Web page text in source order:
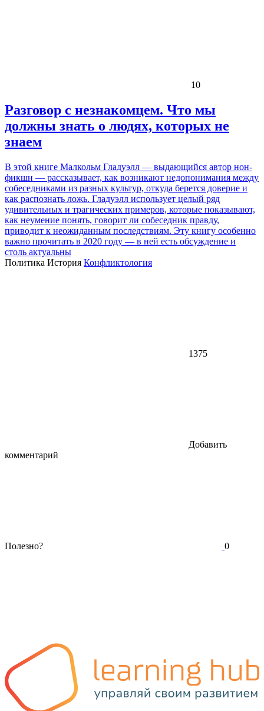
10
Разговор с незнакомцем. Что мы
должны знать о людях, которых не
знаем
В этой книге Малкольм Гладуэлл — выдающийся автор нон-
фикшн — рассказывает, как возникают недопонимания между
собеседниками из разных культур, откуда берется доверие и
как распознать ложь. Гладуэлл использует целый ряд
удивительных и трагических примеров, которые показывают,
как неумение понять, говорит ли собеседник правду,
приводит к неожиданным последствиям. Эту книгу особенно
важно прочитать в 2020 году — в ней есть обсуждение и
столь актуальны
Политика История Конфликтология
1375
Добавить
комментарий
Полезно? 0